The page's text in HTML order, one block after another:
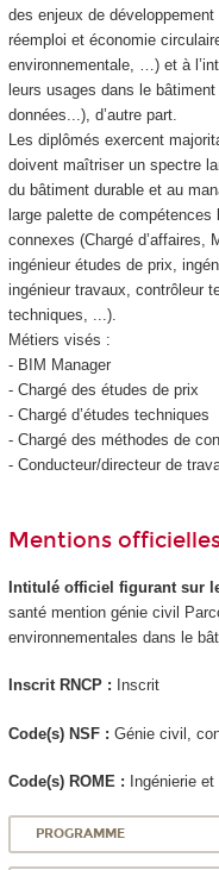
des enjeux de
réemploi et économie
environnementale, …) et à
leurs usages dans le
données...), d’autre part.
Les diplômés exercent
doivent maîtriser un spectre
du bâtiment durable et au
large palette de
connexes (Chargé d’affaires,
ingénieur études de prix,
ingénieur travaux, contrôleur
techniques, ...).
Métiers visés :
- BIM Manager
- Chargé des études de prix
- Chargé d’études techniques
- Chargé des méthodes de
- Conducteur/directeur de
Mentions
Intitulé officiel figurant sur
santé mention génie civil
environnementales dans le
Inscrit RNCP: Inscrit
Code(s) NSF : Génie civil,
Code(s) ROME : Ingénierie
PROGRAMME